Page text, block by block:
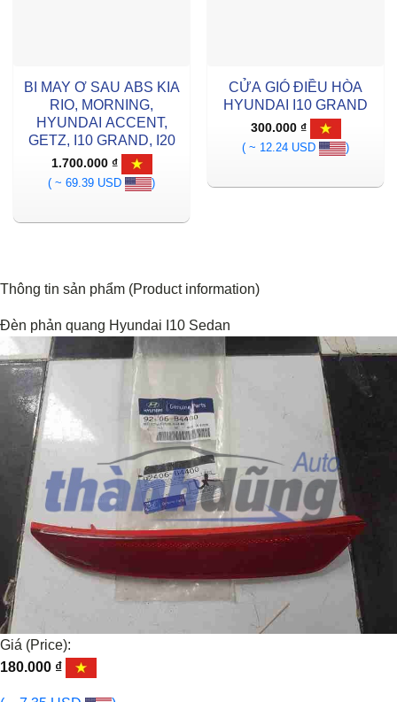
BI MAY Ơ SAU ABS KIA
RIO, MORNING,
HYUNDAI ACCENT,
GETZ, I10 GRAND, I20
1.700.000 ₫
( ~ 69.39 USD
)
CỬA GIÓ ĐIỀU HÒA
HYUNDAI I10 GRAND
300.000 ₫
( ~ 12.24 USD
)
Thông tin sản phẩm (Product information)
Đèn phản quang Hyundai I10 Sedan
Giá (Price):
180.000 ₫